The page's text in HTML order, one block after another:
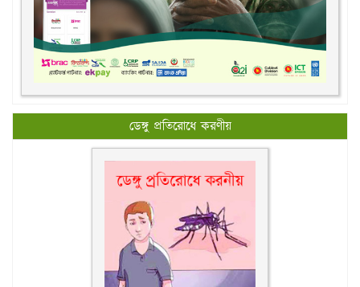
ডেঙ্গু প্রতিরোধে করণীয়